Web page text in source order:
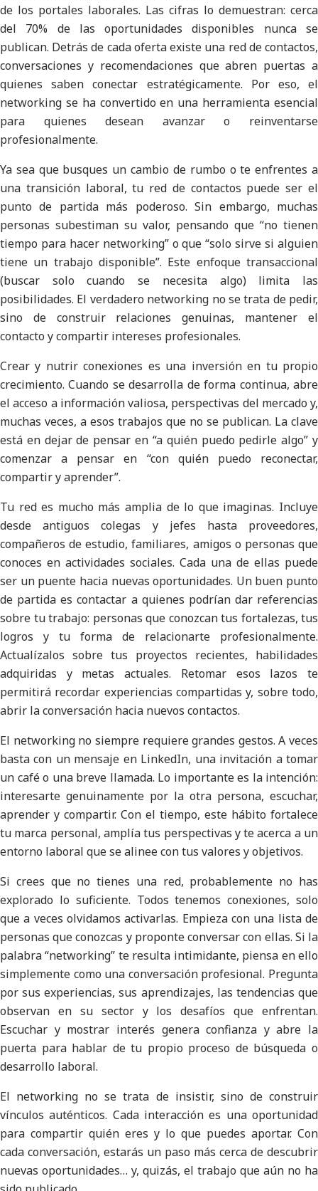
de los portales laborales. Las cifras lo demuestran: cerca
del 70% de las oportunidades disponibles nunca se
publican. Detrás de cada oferta existe una red de contactos,
conversaciones y recomendaciones que abren puertas a
quienes saben conectar estratégicamente. Por eso, el
networking se ha convertido en una herramienta esencial
para quienes desean avanzar o reinventarse
profesionalmente.
Ya sea que busques un cambio de rumbo o te enfrentes a
una transición laboral, tu red de contactos puede ser el
punto de partida más poderoso. Sin embargo, muchas
personas subestiman su valor, pensando que “no tienen
tiempo para hacer networking” o que “solo sirve si alguien
tiene un trabajo disponible”. Este enfoque transaccional
(buscar solo cuando se necesita algo) limita las
posibilidades. El verdadero networking no se trata de pedir,
sino de construir relaciones genuinas, mantener el
contacto y compartir intereses profesionales.
Crear y nutrir conexiones es una inversión en tu propio
crecimiento. Cuando se desarrolla de forma continua, abre
el acceso a información valiosa, perspectivas del mercado y,
muchas veces, a esos trabajos que no se publican. La clave
está en dejar de pensar en “a quién puedo pedirle algo” y
comenzar a pensar en “con quién puedo reconectar,
compartir y aprender”.
Tu red es mucho más amplia de lo que imaginas. Incluye
desde antiguos colegas y jefes hasta proveedores,
compañeros de estudio, familiares, amigos o personas que
conoces en actividades sociales. Cada una de ellas puede
ser un puente hacia nuevas oportunidades. Un buen punto
de partida es contactar a quienes podrían dar referencias
sobre tu trabajo: personas que conozcan tus fortalezas, tus
logros y tu forma de relacionarte profesionalmente.
Actualízalos sobre tus proyectos recientes, habilidades
adquiridas y metas actuales. Retomar esos lazos te
permitirá recordar experiencias compartidas y, sobre todo,
abrir la conversación hacia nuevos contactos.
El networking no siempre requiere grandes gestos. A veces
basta con un mensaje en LinkedIn, una invitación a tomar
un café o una breve llamada. Lo importante es la intención:
interesarte genuinamente por la otra persona, escuchar,
aprender y compartir. Con el tiempo, este hábito fortalece
tu marca personal, amplía tus perspectivas y te acerca a un
entorno laboral que se alinee con tus valores y objetivos.
Si crees que no tienes una red, probablemente no has
explorado lo suficiente. Todos tenemos conexiones, solo
que a veces olvidamos activarlas. Empieza con una lista de
personas que conozcas y proponte conversar con ellas. Si la
palabra “networking” te resulta intimidante, piensa en ello
simplemente como una conversación profesional. Pregunta
por sus experiencias, sus aprendizajes, las tendencias que
observan en su sector y los desafíos que enfrentan.
Escuchar y mostrar interés genera confianza y abre la
puerta para hablar de tu propio proceso de búsqueda o
desarrollo laboral.
El networking no se trata de insistir, sino de construir
vínculos auténticos. Cada interacción es una oportunidad
para compartir quién eres y lo que puedes aportar. Con
cada conversación, estarás un paso más cerca de descubrir
nuevas oportunidades… y, quizás, el trabajo que aún no ha